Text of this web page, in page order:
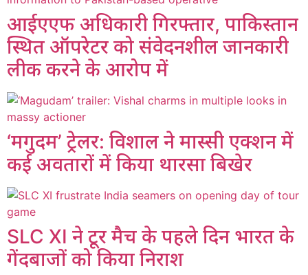
आईएएफ अधिकारी गिरफ्तार, पाकिस्तान
स्थित ऑपरेटर को संवेदनशील जानकारी
लीक करने के आरोप में
‘मगुदम’ ट्रेलर: विशाल ने मास्सी एक्शन में
कई अवतारों में किया थारसा बिखेर
SLC XI ने टूर मैच के पहले दिन भारत के
गेंदबाजों को किया निराश